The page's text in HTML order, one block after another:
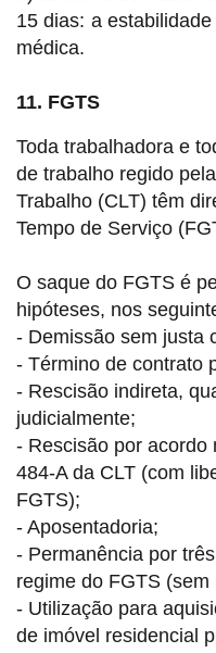
15 dias: a
médica.
11. FGTS
Toda trabalhadora e
de trabalho regido
Trabalho (CLT) têm
Tempo de Serviço
O saque do FGTS é
hipóteses, nos
- Demissão sem justa
- Término de contrato
- Rescisão indireta,
judicialmente;
- Rescisão por acordo
484-A da CLT (com
FGTS);
- Aposentadoria;
- Permanência por
regime do FGTS
- Utilização para
de imóvel residencial